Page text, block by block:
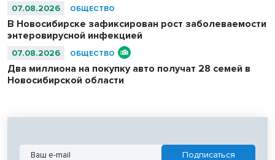
07.08.2026 ОБЩЕСТВО
В Новосибирске зафиксирован рост заболеваемости
энтеровирусной инфекцией
07.08.2026 ОБЩЕСТВО
Два миллиона на покупку авто получат 28 семей в
Новосибирской области